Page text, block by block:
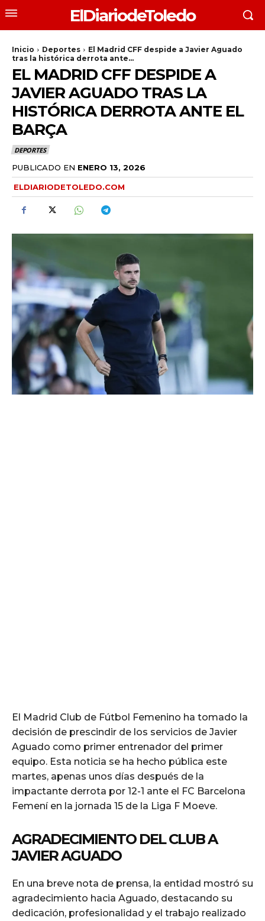
ElDiariodeToledo
Inicio Deportes
El Madrid CFF despide a Javier Aguado
tras la histórica derrota ante...
EL MADRID CFF DESPIDE A
JAVIER AGUADO TRAS LA
HISTÓRICA DERROTA ANTE EL
BARÇA
DEPORTES
PUBLICADO EN ENERO 13, 2026
ELDIARIODETOLEDO.COM
El Madrid Club de Fútbol Femenino ha tomado la
decisión de prescindir de los servicios de Javier
Aguado como primer entrenador del primer
equipo. Esta noticia se ha hecho pública este
martes, apenas unos días después de la
impactante derrota por 12-1 ante el FC Barcelona
Femení en la jornada 15 de la Liga F Moeve.
AGRADECIMIENTO DEL CLUB A
JAVIER AGUADO
En una breve nota de prensa, la entidad mostró su
agradecimiento hacia Aguado, destacando su
dedicación, profesionalidad y el trabajo realizado